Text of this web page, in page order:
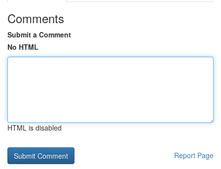
Comments
Submit a Comment
No HTML
HTML is disabled
Report Page